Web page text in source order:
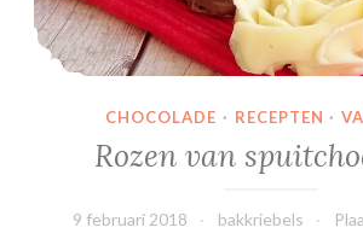
CHOCOLADE · RECEPTEN ·
Rozen van
9 februari 2018 bakkriebels